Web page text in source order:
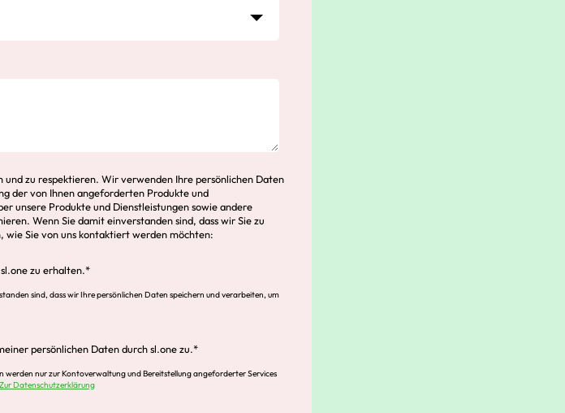
zu respektieren. Wir verwenden Ihre persönlichen Daten
der von Ihnen angeforderten Produkte und
unsere Produkte und Dienstleistungen sowie andere
Wenn Sie damit einverstanden sind, dass wir Sie zu
wie Sie von uns kontaktiert werden möchten:
zu erhalten.*
sind, dass wir Ihre persönlichen Daten speichern und verarbeiten, um
persönlichen Daten durch sl.one zu.*
nur zur Kontoverwaltung und Bereitstellung angeforderter Services
Zur Datenschutzerklärung